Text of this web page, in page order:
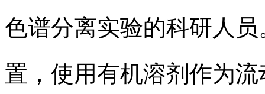
色谱分离实验的科研人
置，使用有机溶剂作为